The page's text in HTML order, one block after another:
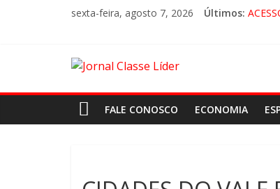
sexta-feira, agosto 7, 2026 Últimos:
FALE CONOSCO ECONOMIA